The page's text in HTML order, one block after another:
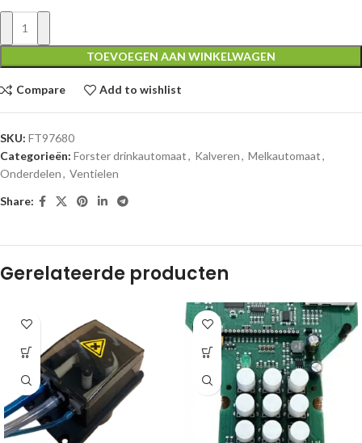
TOEVOEGEN AAN WINKELWAGEN
Compare Add to wishlist
SKU: FT97680
Categorieën: Forster drinkautomaat, Kalveren, Melkautomaat,
Onderdelen, Ventielen
Share:
Gerelateerde producten